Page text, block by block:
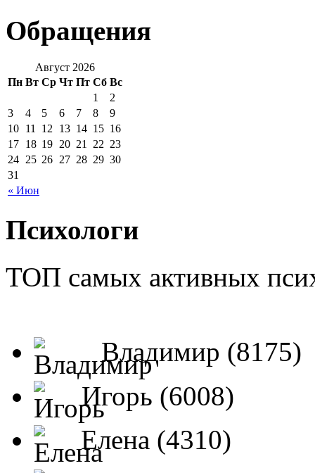
Обращения
Август 2026
Пн Вт Ср Чт Пт Сб Вс
« Июн
1
2
3
4 5 6 7 8
9
10 11 12 13 14 15 16
17 18 19 20 21 22 23
24 25 26 27 28 29 30
31
Психологи
ТОП самых активных
Владимир (8175)
Игорь (6008)
Елена (4310)